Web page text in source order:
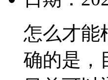
怎么才能
确的是，